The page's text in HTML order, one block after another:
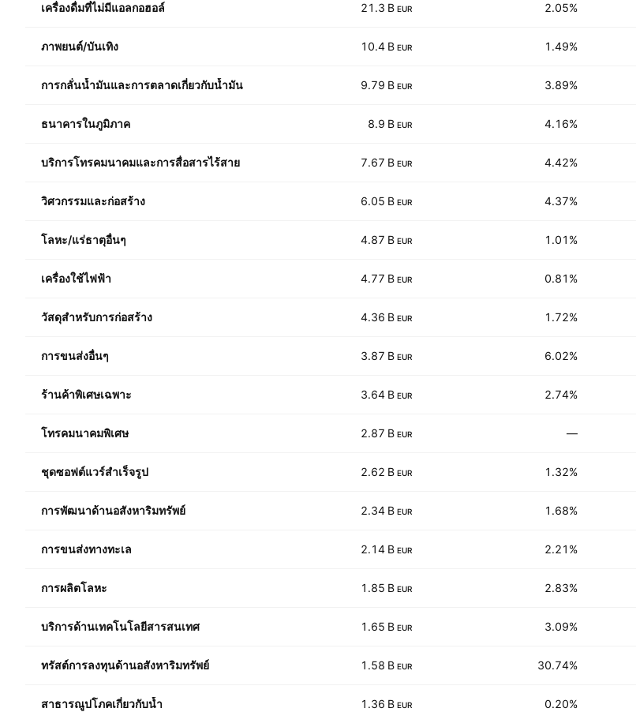
เครื่องดื่มที่ไม่มีแอลกอฮอล์ 21.3 B EUR 2.05%
ภาพยนต์/บันเทิง 10.4 B EUR 1.49%
การกลั่นน้ำมันและการตลาดเกี่ยวกับน้ำมัน 9.79 B EUR 3.89%
ธนาคารในภูมิภาค 8.9 B EUR 4.16%
บริการโทรคมนาคมและการสื่อสารไร้สาย 7.67 B EUR 4.42%
วิศวกรรมและก่อสร้าง 6.05 B EUR 4.37%
โลหะ/แร่ธาตุอื่นๆ 4.87 B EUR 1.01%
เครื่องใช้ไฟฟ้า 4.77 B EUR 0.81%
วัสดุสำหรับการก่อสร้าง 4.36 B EUR 1.72%
การขนส่งอื่นๆ 3.87 B EUR 6.02%
ร้านค้าพิเศษเฉพาะ 3.64 B EUR 2.74%
โทรคมนาคมพิเศษ 2.87 B EUR —
ชุดซอฟต์แวร์สำเร็จรูป 2.62 B EUR 1.32%
การพัฒนาด้านอสังหาริมทรัพย์ 2.34 B EUR 1.68%
การขนส่งทางทะเล 2.14 B EUR 2.21%
การผลิตโลหะ 1.85 B EUR 2.83%
บริการด้านเทคโนโลยีสารสนเทศ 1.65 B EUR 3.09%
ทรัสต์การลงทุนด้านอสังหาริมทรัพย์ 1.58 B EUR 30.74%
สาธารณูปโภคเกี่ยวกับน้ำ 1.36 B EUR 0.20%